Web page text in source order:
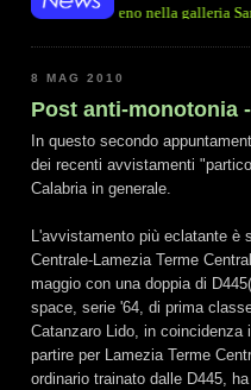
treno nella galleria
8 MAG 2010
Post anti-monotonia
In questo secondo
dei recenti avvistamenti
Calabria in generale.
L'avvistamento più eclatante è
Centrale-Lamezia Terme
maggio con una doppia di
space, serie '64, di prima
Catanzaro Lido, in coincidenza
partire per Lamezia Terme
ordinario trainato dalle D445,